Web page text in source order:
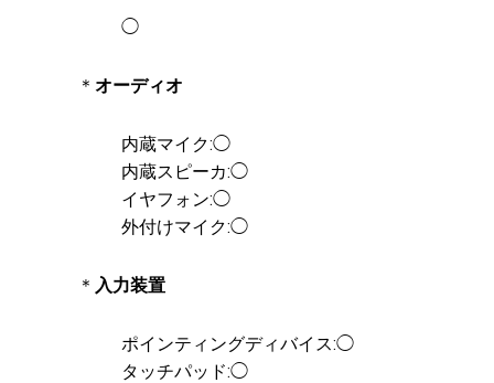
◯
＊ オーディオ
内蔵マイク:◯
内蔵スピーカ:◯
イヤフォン:◯
外付けマイク:◯
＊ 入力装置
ポインティングディバイス:◯
タッチパッド:◯